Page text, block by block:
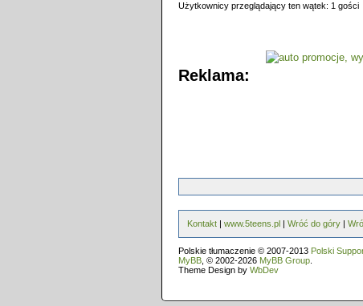
Użytkownicy przeglądający ten wątek: 1 gości
Reklama:
Kontakt | www.5teens.pl | Wróć do góry |
Polskie tłumaczenie © 2007-2013 Polski
MyBB , © 2002-2026 MyBB Group
Theme Design by WbDev